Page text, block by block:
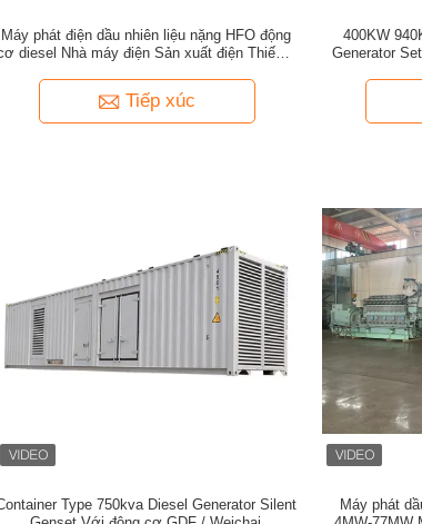
Máy phát điện dầu nhiên liệu nặng HFO động
diesel Nhà máy điện Sản xuất điện Thiết bị
Tiếp xúc
400KW
Generator
Type 750kva Diesel Generator Silent
Máy phát